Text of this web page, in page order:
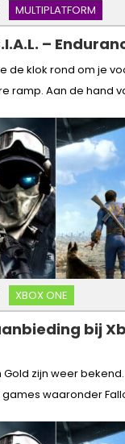
MULTIPLATFORM
–
de klok rond om je
ramp. Aan de hand
XBOX ONE
bij
Gold zijn weer
waaronder